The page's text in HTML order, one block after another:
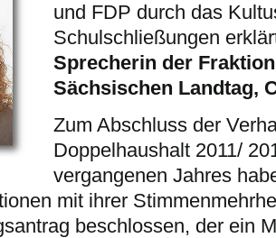
und FDP durch das
Schulschließungen
Sprecherin der
Sächsischen Landtag,
Zum Abschluss der
Doppelhaushalt 2011/
vergangenen Jahres
mit ihrer
beschlossen, der ein